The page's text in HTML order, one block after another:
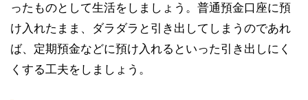
ったものとして生活をしましょう。普通預金口座に預
け入れたまま、ダラダラと引き出してしまうのであれ
ば、定期預金などに預け入れるといった引き出しにく
くする工夫をしましょう。